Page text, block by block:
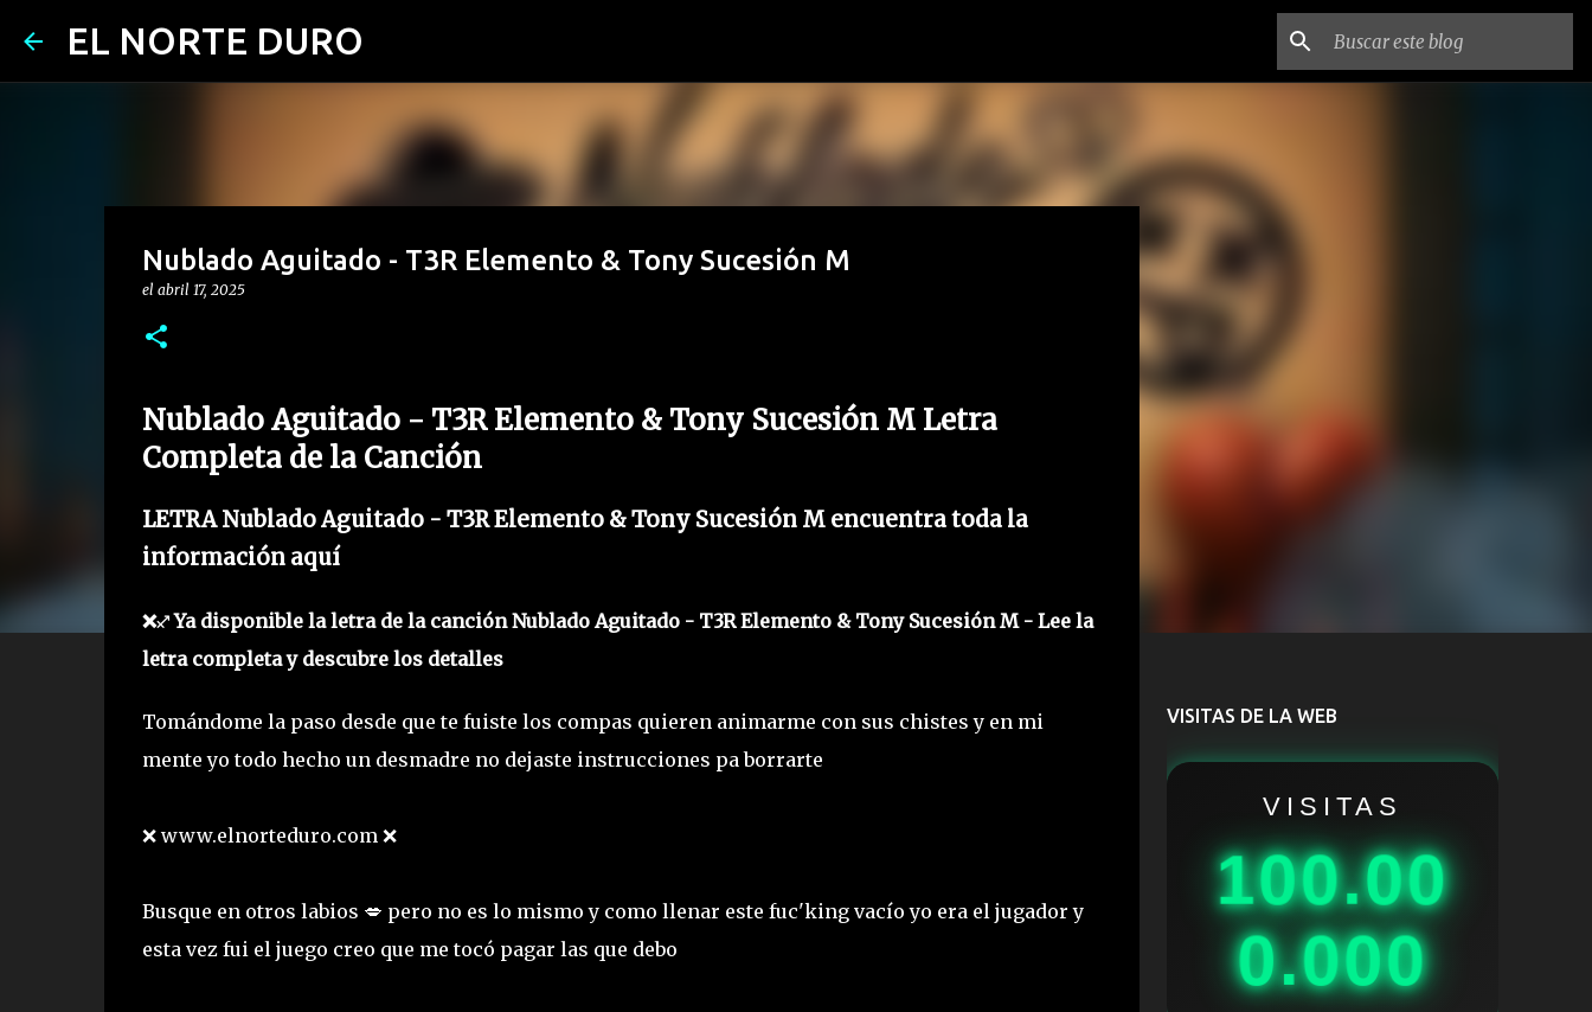
EL NORTE DURO
Nublado Aguitado - T3R Elemento & Tony Sucesión M
el abril 17, 2025
Nublado Aguitado - T3R Elemento & Tony Sucesión M Letra
Completa de la Canción
LETRA Nublado Aguitado - T3R Elemento & Tony Sucesión M encuentra toda la
información aquí
❌♐ Ya disponible la letra de la canción Nublado Aguitado - T3R Elemento & Tony Sucesión M - Lee la
letra completa y descubre los detalles
Tomándome la paso desde que te fuiste los compas quieren animarme con sus chistes y en mi
mente yo todo hecho un desmadre no dejaste instrucciones pa borrarte
❌ www.elnorteduro.com ❌
Busque en otros labios 💋 pero no es lo mismo y como llenar este fuc'king vacío yo era el jugador y
esta vez fui el juego creo que me tocó pagar las que debo
VISITAS DE LA WEB
VISITAS
100.00
0.000